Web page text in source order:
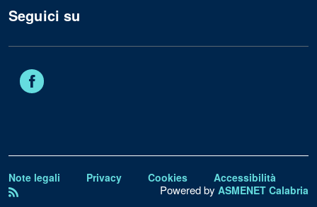
Seguici su
Note legali Privacy Cookies Accessibilità
Powered by ASMENET Calabria